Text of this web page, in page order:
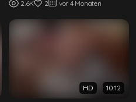
2.6K 2 vor 4 Monaten
HD 10:12